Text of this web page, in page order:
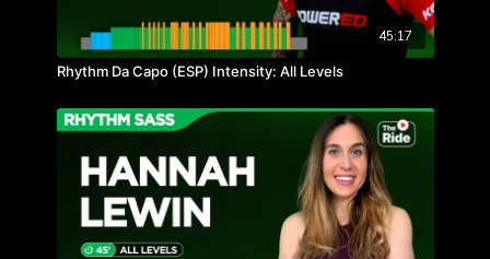
45:17
Rhythm Da Capo (ESP) Intensity: All Levels